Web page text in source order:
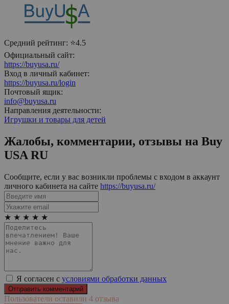
Средний рейтинг: ⭐4.5
Официальный сайт:
https://buyusa.ru/
Вход в личный кабинет:
https://buyusa.ru/login
Почтовый ящик:
info@buyusa.ru
Направления деятельности:
Игрушки и товары для детей
Жалобы, комментарии, отзывы на Buy
USA RU
Сообщите, если у вас возникли проблемы с входом в аккаунт
личного кабинета на сайте https://buyusa.ru/
★ ★ ★ ★ ★
Я согласен с условиями обработки данных
Пользователи оставили 4 отзыва